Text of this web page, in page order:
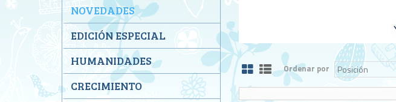
Ordenar por
NOVEDADES
EDICIÓN ESPECIAL
HUMANIDADES
CRECIMIENTO